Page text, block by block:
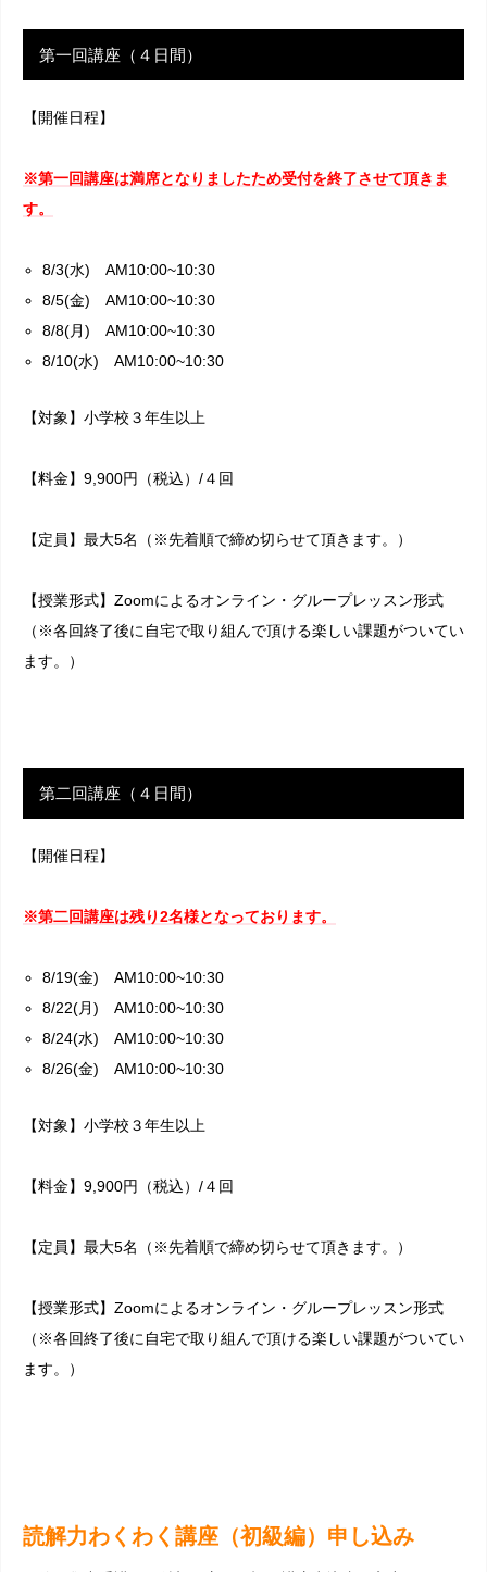
第一回講座（４日間）
【開催日程】
※第一回講座は満席となりましたため受付を終了させて頂きま
す。
8/3(水) AM10:00~10:30
8/5(金) AM10:00~10:30
8/8(月) AM10:00~10:30
8/10(水) AM10:00~10:30
【対象】小学校３年生以上
【料金】9,900円（税込）/４回
【定員】最大5名（※先着順で締め切らせて頂きます。）
【授業形式】Zoomによるオンライン・グループレッスン形式
（※各回終了後に自宅で取り組んで頂ける楽しい課題がついてい
ます。）
第二回講座（４日間）
【開催日程】
※第二回講座は残り2名様となっております。
8/19(金) AM10:00~10:30
8/22(月) AM10:00~10:30
8/24(水) AM10:00~10:30
8/26(金) AM10:00~10:30
【対象】小学校３年生以上
【料金】9,900円（税込）/４回
【定員】最大5名（※先着順で締め切らせて頂きます。）
【授業形式】Zoomによるオンライン・グループレッスン形式
（※各回終了後に自宅で取り組んで頂ける楽しい課題がついてい
ます。）
読解力わくわく講座（初級編）申し込み